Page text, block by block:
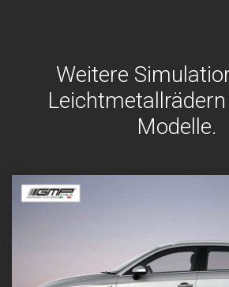
Weitere
Modelle.